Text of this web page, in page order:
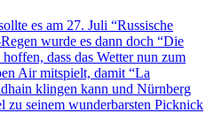
es am 27. Juli “Russische
wurde es dann doch “Die
dass das Wetter nun zum
Air mitspielt, damit “La
klingen kann und Nürnberg
zu seinem wunderbarsten Picknick